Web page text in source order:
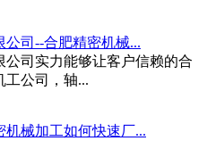
司--合肥精密机械...
司实力能够让客户信赖的合
工公司，轴...
械加工如何快速厂...